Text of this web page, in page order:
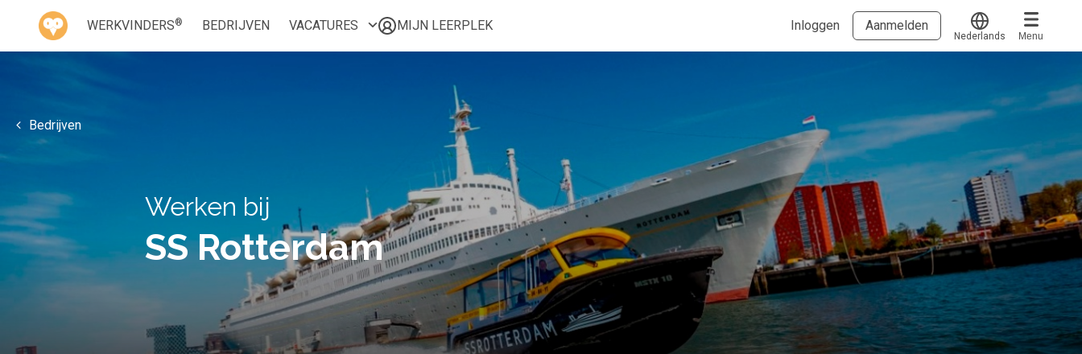
WERKVINDERS® BEDRIJVEN VACATURES MIJN LEERPLEK
Alle onderwerpen
Afgerond
Certificaten
Start met leren
klantenservice@hobp.nl
Inloggen
Meer
Blogs
Erkend NRTO lid
Talentbehoud V.S. werving en selectie.
Voorwaarden en Privacy
Veelgestelde vragen
Inloggen Aanmelden
Nederlands Menu
Bedrijven
Werken bij
SS Rotterdam